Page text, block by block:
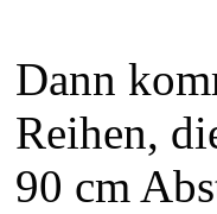
Dann
Reihen,
90 cm